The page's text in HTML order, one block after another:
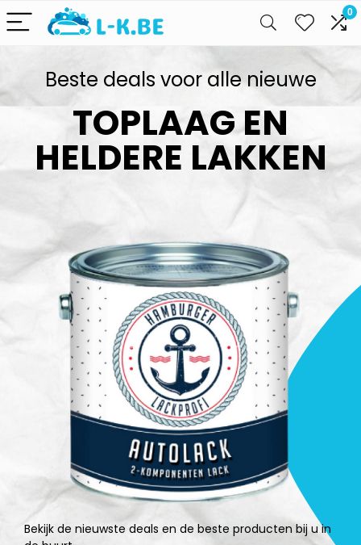
0
Beste deals voor alle nieuwe
TOPLAAG EN
HELDERE LAKKEN
Bekijk de nieuwste deals en de beste producten bij u in